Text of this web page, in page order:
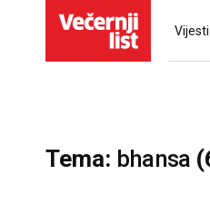
Vijesti
Tema: bhansa